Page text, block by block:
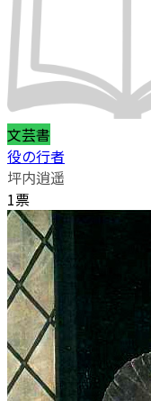
文芸書
役の行者
坪内逍遥
1票